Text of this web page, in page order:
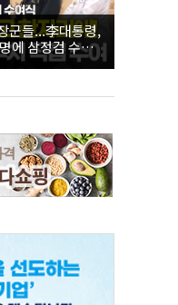
군들...李대통령,
에 삼정검 수치
급·삼정검 수치